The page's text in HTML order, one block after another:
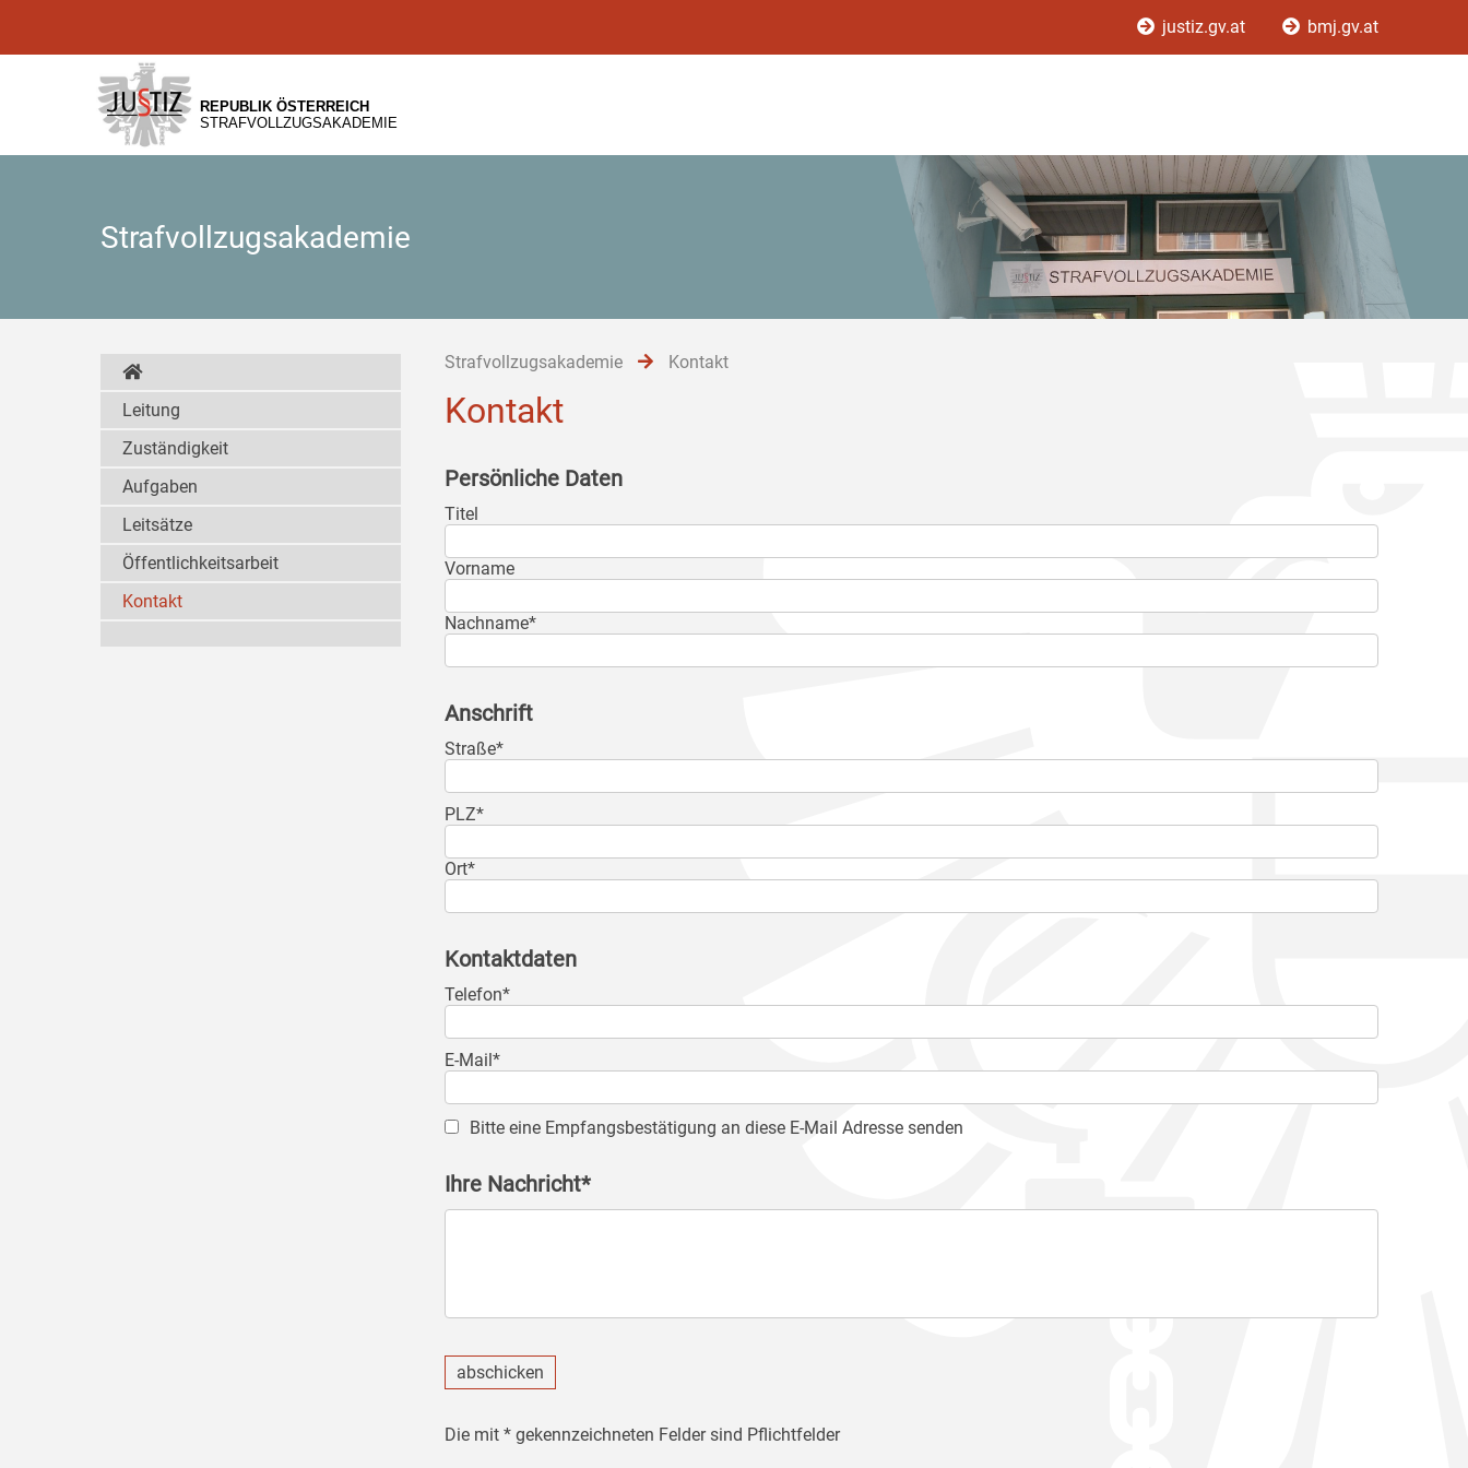
[1]
[2]
[3]
justiz.gv.at bmj.gv.at
REPUBLIK ÖSTERREICH
STRAFVOLLZUGSAKADEMIE
Strafvollzugsakademie
Strafvollzugsakademie Kontakt
Kontakt
Persönliche Daten
Titel
Vorname
Nachname*
Anschrift
Straße*
PLZ*
Ort*
Kontaktdaten
Telefon*
E-Mail*
Bitte eine Empfangsbestätigung an diese E-Mail Adresse senden
Ihre Nachricht*
abschicken
Die mit * gekennzeichneten Felder sind Pflichtfelder
Leitung
Zuständigkeit
Aufgaben
Leitsätze
Öffentlichkeitsarbeit
Kontakt